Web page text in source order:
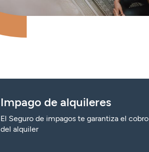
Impago de alquileres
El Seguro de impagos te garantiza el cobro
del alquiler